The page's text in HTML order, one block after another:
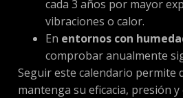
cada 3 años por mayor
vibraciones o calor.
En entornos con
comprobar anualmente
Seguir este calendario permite
mantenga su eficacia, presión